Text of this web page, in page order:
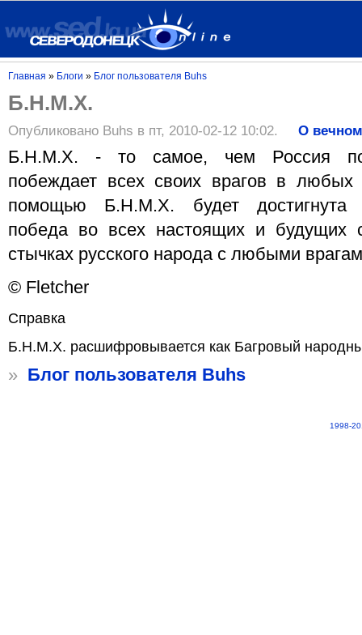
Главная » Блоги » Блог пользователя Buhs
Б.Н.М.Х.
Опубликовано Buhs в пт, 2010-02-12 10:02. О
Б.Н.М.Х. - то самое, чем Россия
побеждает всех своих врагов в любых
помощью Б.Н.М.Х. будет достигнута
победа во всех настоящих и будущих
стычках русского народа с любыми
© Fletcher
Справка
Б.Н.М.Х. расшифровывается как Багровый
» Блог пользователя Buhs
1998-